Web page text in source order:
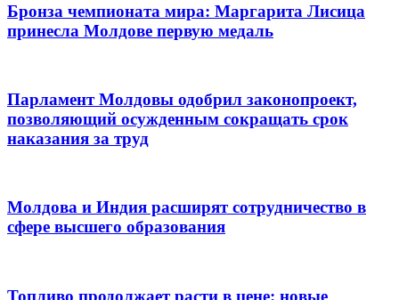
Бронза чемпионата мира: Маргарита Лисица
принесла Молдове первую медаль
Парламент Молдовы одобрил законопроект,
позволяющий осужденным сокращать срок
наказания за труд
Молдова и Индия расширят сотрудничество в
сфере высшего образования
Топливо продолжает расти в цене: новые